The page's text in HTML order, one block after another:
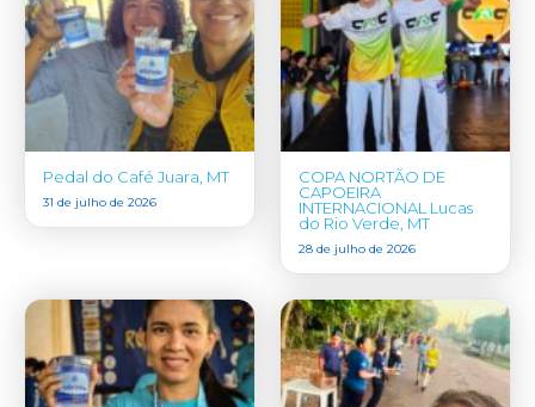
Pedal do Café Juara, MT
31 de julho de 2026
COPA NORTÃO DE
CAPOEIRA
INTERNACIONAL Lucas
do Rio Verde, MT
28 de julho de 2026